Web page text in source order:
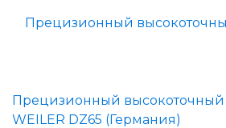
Прецизионный высокоточный
WEILER DZ65 (Германия)